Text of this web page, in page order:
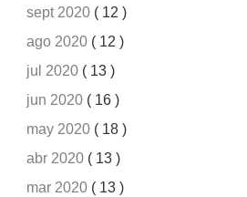
sept 2020 ( 12 )
ago 2020 ( 12 )
jul 2020 ( 13 )
jun 2020 ( 16 )
may 2020 ( 18 )
abr 2020 ( 13 )
mar 2020 ( 13 )